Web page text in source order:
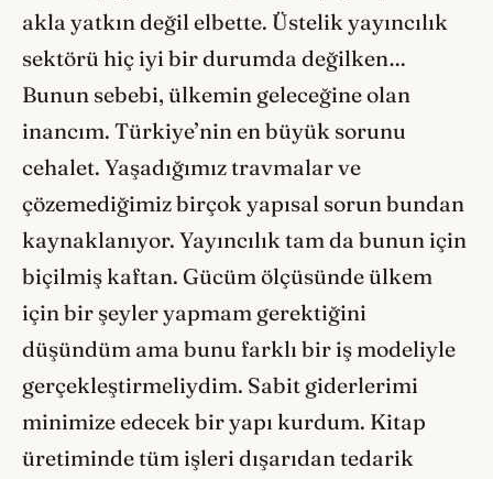
akla yatkın değil elbette. Üstelik yayıncılık
sektörü hiç iyi bir durumda değilken…
Bunun sebebi, ülkemin geleceğine olan
inancım. Türkiye’nin en büyük sorunu
cehalet. Yaşadığımız travmalar ve
çözemediğimiz birçok yapısal sorun bundan
kaynaklanıyor. Yayıncılık tam da bunun için
biçilmiş kaftan. Gücüm ölçüsünde ülkem
için bir şeyler yapmam gerektiğini
düşündüm ama bunu farklı bir iş modeliyle
gerçekleştirmeliydim. Sabit giderlerimi
minimize edecek bir yapı kurdum. Kitap
üretiminde tüm işleri dışarıdan tedarik